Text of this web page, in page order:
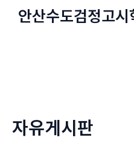
안산수도검정고시
자유게시판